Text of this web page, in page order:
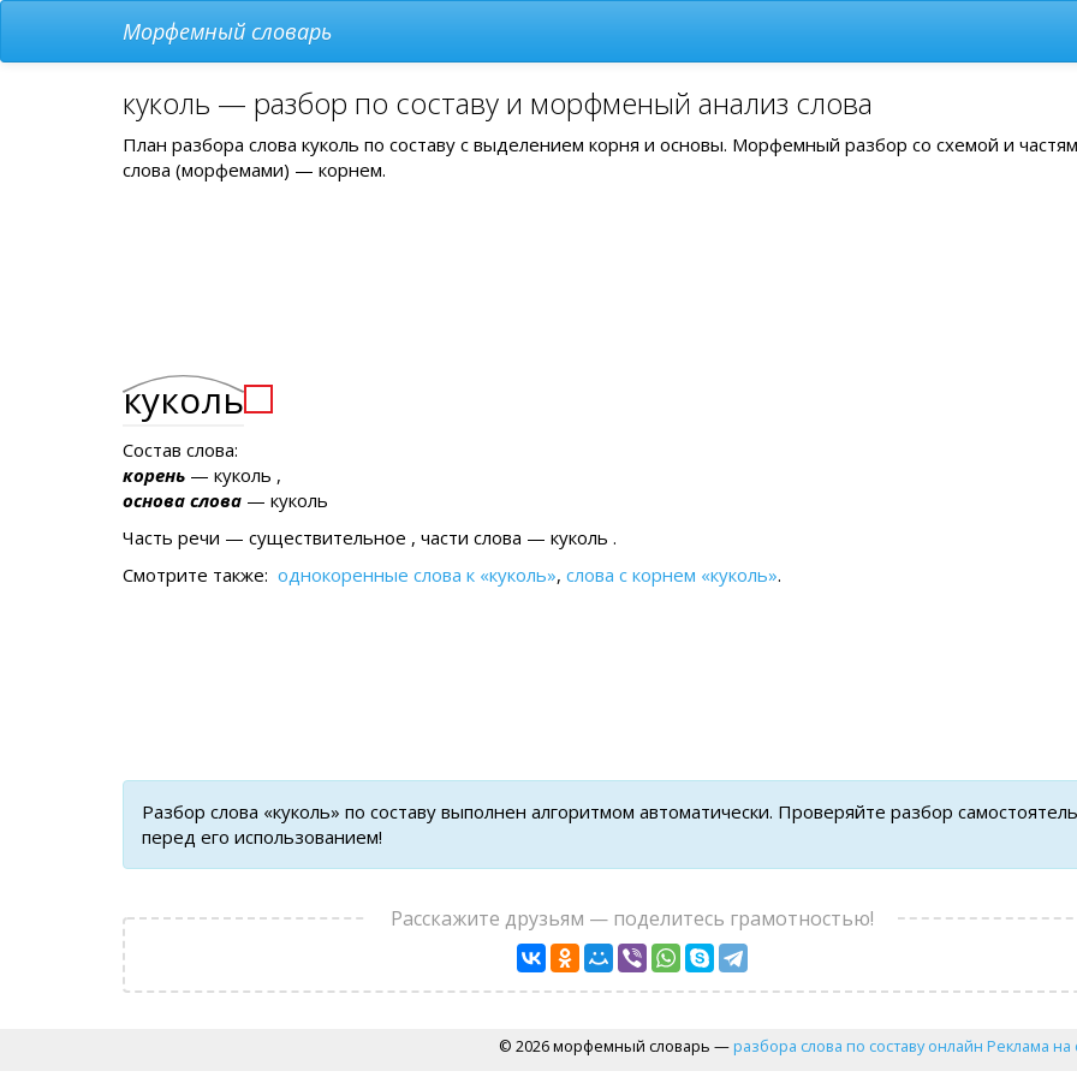
Морфемный словарь
куколь — разбор по составу и морфменый анализ слова
План разбора слова куколь по составу с выделением корня и основы. Морфемный разбор со схемой и
слова (морфемами) — корнем.
куколь
Состав слова:
корень — куколь ,
основа слова — куколь
Часть речи — существительное , части слова — куколь .
Смотрите также: однокоренные слова к «куколь», слова с корнем «куколь».
Разбор слова «куколь» по составу выполнен алгоритмом автоматически. Проверяйте разбор
перед его использованием!
Расскажите друзьям — поделитесь грамотностью!
© 2026 морфемный словарь —разбора слова по составу онлайн Реклама на